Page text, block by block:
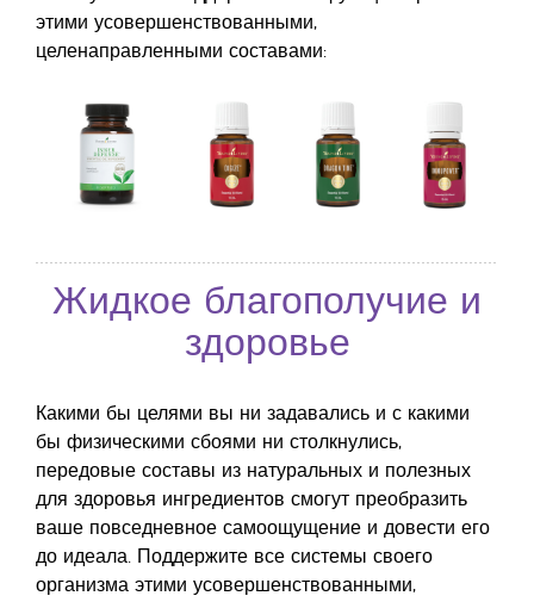
этими усовершенствованными,
целенаправленными составами:
Жидкое благополучие и
здоровье
Какими бы целями вы ни задавались и с какими
бы физическими сбоями ни столкнулись,
передовые составы из натуральных и полезных
для здоровья ингредиентов смогут преобразить
ваше повседневное самоощущение и довести его
до идеала. Поддержите все системы своего
организма этими усовершенствованными,